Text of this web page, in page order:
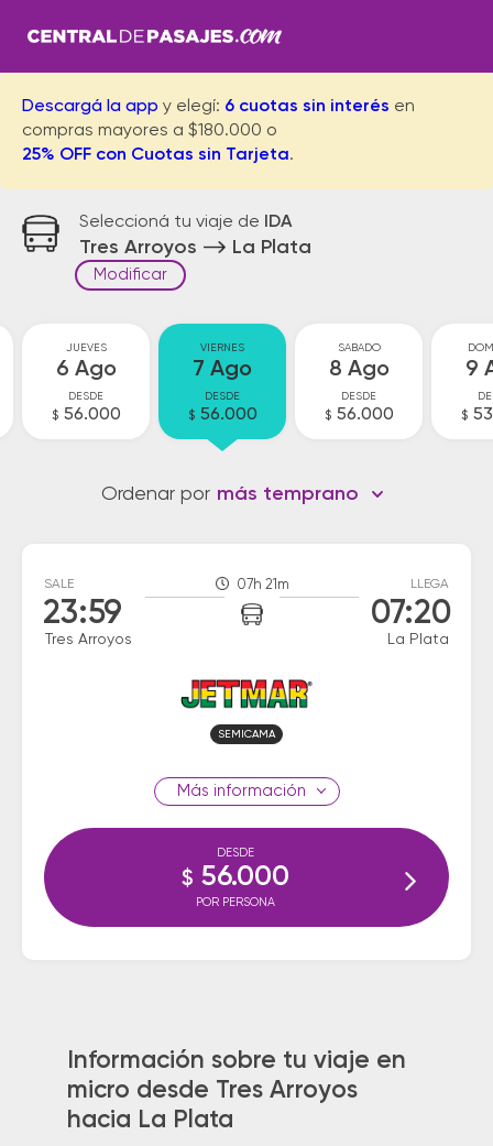
Descargá la app y elegí: 6 cuotas sin interés en
compras mayores a $180.000 o
25% OFF con Cuotas sin Tarjeta.
Seleccioná tu viaje de IDA
Tres Arroyos La Plata
Modificar
JUEVES
6 Ago
DESDE
$ 56.000
VIERNES
7 Ago
DESDE
$ 56.000
SABADO
8 Ago
DESDE
$ 56.000
9
$
Ordenar por más temprano
SALE
23:59
Tres Arroyos
07h 21m LLEGA
07:20
La Plata
SEMICAMA
información
DESDE
$ 56.000
POR PERSONA
Información sobre tu viaje en
micro desde Tres Arroyos
hacia La Plata